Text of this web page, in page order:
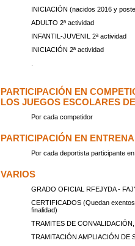
INICIACIÓN (nacidos 2016 y
ADULTO 2ª actividad
INFANTIL-JUVENIL 2ª actividad
INICIACIÓN 2ª actividad
PARTICIPACIÓN EN
LOS JUEGOS ESCOLARES
Por cada competidor
PARTICIPACIÓN EN
Por cada deportista participante
VARIOS
GRADO OFICIAL RFEJYDA -
CERTIFICADOS (Quedan
finalidad)
TRAMITES DE
TRAMITACIÓN AMPLIACIÓN DE